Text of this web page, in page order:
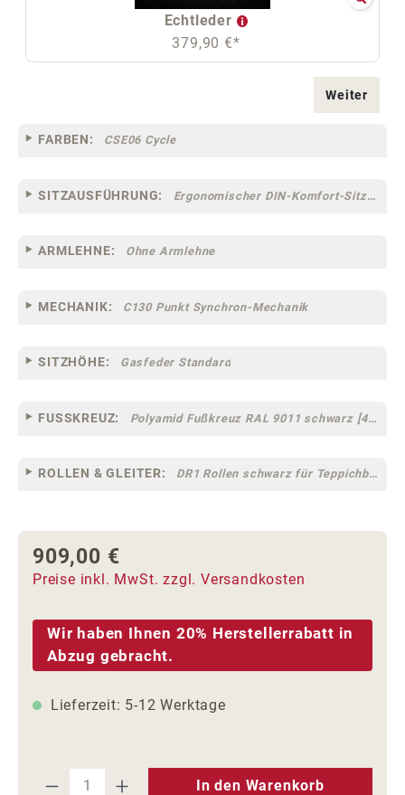
Echtleder
379,90 €*
Weiter
FARBEN: CSE06 Cycle
SITZAUSFÜHRUNG: Ergonomischer DIN-Komfort-Sitz [75]
ARMLEHNE: Ohne Armlehne
MECHANIK: C130 Punkt Synchron-Mechanik
SITZHÖHE: Gasfeder Standard
FUSSKREUZ: Polyamid Fußkreuz RAL 9011 schwarz [44]
ROLLEN & GLEITER: DR1 Rollen schwarz für Teppichböden [10]
Regulärer Preis:
909,00 €
Preise inkl. MwSt. zzgl. Versandkosten
Wir haben Ihnen 20% Herstellerrabatt in
Abzug gebracht.
Lieferzeit: 5-12 Werktage
Produkt Anzahl: Gib den
In den Warenkorb